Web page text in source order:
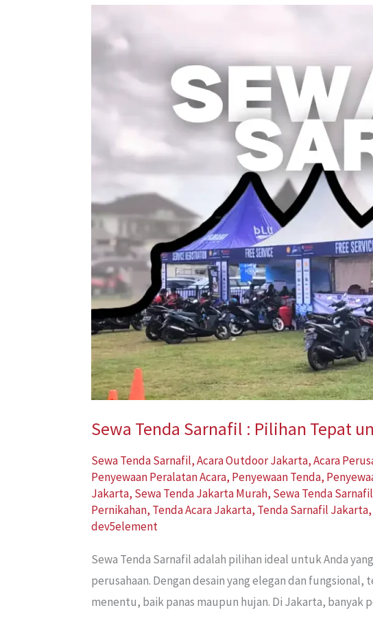
Sewa Tenda Sarnafil : Pilihan Tepat
Sewa Tenda Sarnafil,Acara Outdoor Jakarta,Acara
Penyewaan Peralatan Acara, Penyewaan Tenda,
Jakarta, Sewa Tenda Jakarta Murah, Sewa Tenda
Pernikahan, Tenda Acara Jakarta, Tenda Sarnafil Jakarta,
dev5element
Sewa Tenda Sarnafil adalah pilihan ideal untuk Anda
perusahaan. Dengan desain yang elegan dan
menentu, baik panas maupun hujan. Di Jakarta,
Tenda
yang
Nyaman
dan
Aman